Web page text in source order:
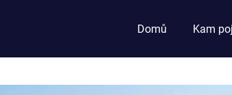
Domů Kam